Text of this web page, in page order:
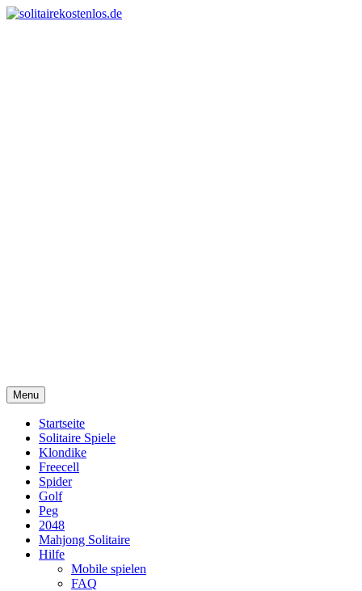
Menu
Startseite
Solitaire Spiele
Klondike
Freecell
Spider
Golf
Peg
2048
Mahjong Solitaire
Hilfe
Mobile spielen
FAQ